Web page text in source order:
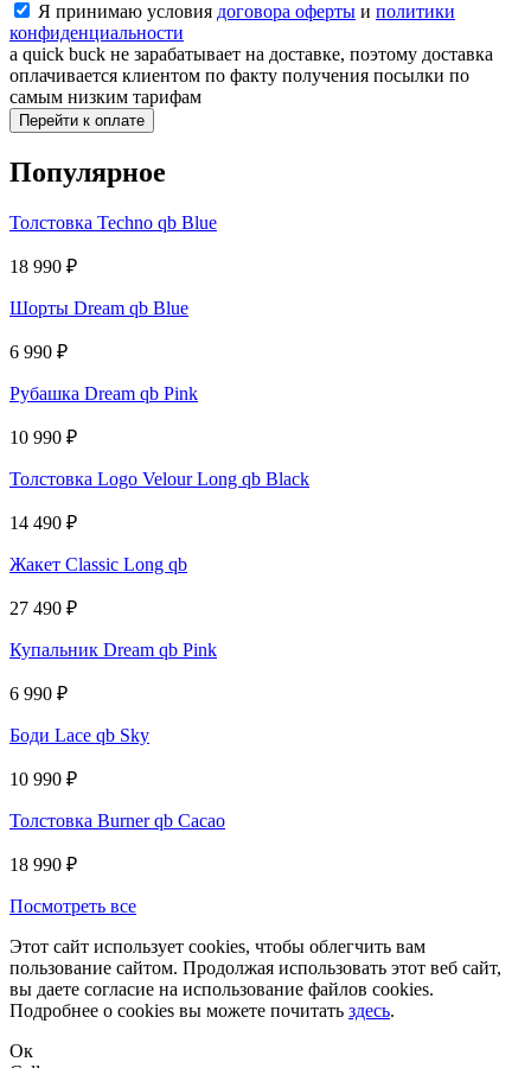
Я принимаю условия договора оферты и политики
конфиденциальности
a quick buck не зарабатывает на доставке, поэтому доставка
оплачивается клиентом по факту получения посылки по
самым низким тарифам
Перейти к оплате
Популярное
Толстовка Techno qb Blue
18 990 ₽
Шорты Dream qb Blue
6 990 ₽
Рубашка Dream qb Pink
10 990 ₽
Толстовка Logo Velour Long qb Black
14 490 ₽
Жакет Classic Long qb
27 490 ₽
Купальник Dream qb Pink
6 990 ₽
Боди Lace qb Sky
10 990 ₽
Толстовка Burner qb Cacao
18 990 ₽
Посмотреть все
Этот сайт использует cookies, чтобы облегчить вам
пользование сайтом. Продолжая использовать этот веб сайт,
вы даете согласие на использование файлов cookies.
Подробнее о cookies вы можете почитать здесь.
Ок